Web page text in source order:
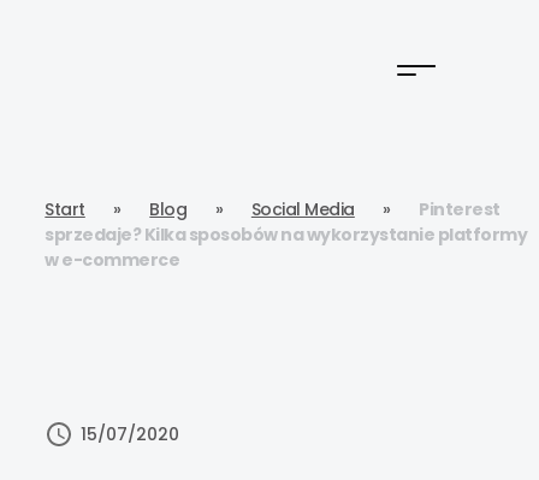
Start » Blog » Social Media »
Pinterest
sprzedaje? Kilka sposobów na wykorzystanie platformy
w e-commerce
15/07/2020